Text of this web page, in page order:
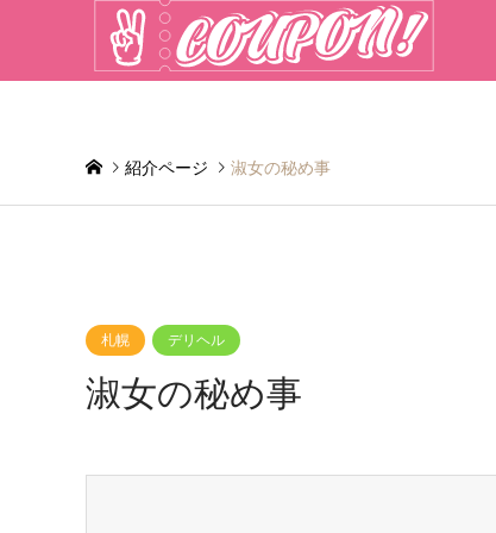
紹介ページ 淑女の秘め事
札幌 デリヘル
淑女の秘め事